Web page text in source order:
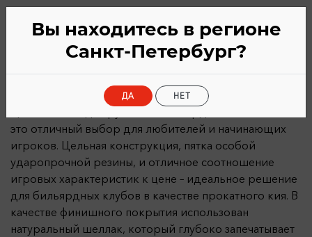
Характеристики
это отличный выбор для любителей и начинающих
игроков. Цельная конструкция, пятка особой
ударопрочной резины, и отличное соотношение
игровых характеристик к цене – идеальное решение
для бильярдных клубов в качестве прокатного кия. В
качестве финишного покрытия использован
натуральный шеллак, который глубоко запечатывает
Вы находитесь в регионе
Санкт-Петербург?
ДА НЕТ